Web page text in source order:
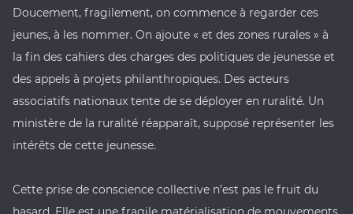
Doucement, fragilement, on commence à regarder ces
jeunes, à les nommer. On ajoute « et des zones rurales » à
la fin des cahiers des charges des politiques de jeunesse et
des appels à projets philanthropiques. Des acteurs
associatifs nationaux tente de se déployer en ruralité. Un
ministère de la ruralité réapparaît, supposé représenter les
intérêts de cette jeunesse.
Cette prise de conscience collective n’est pas le fruit du